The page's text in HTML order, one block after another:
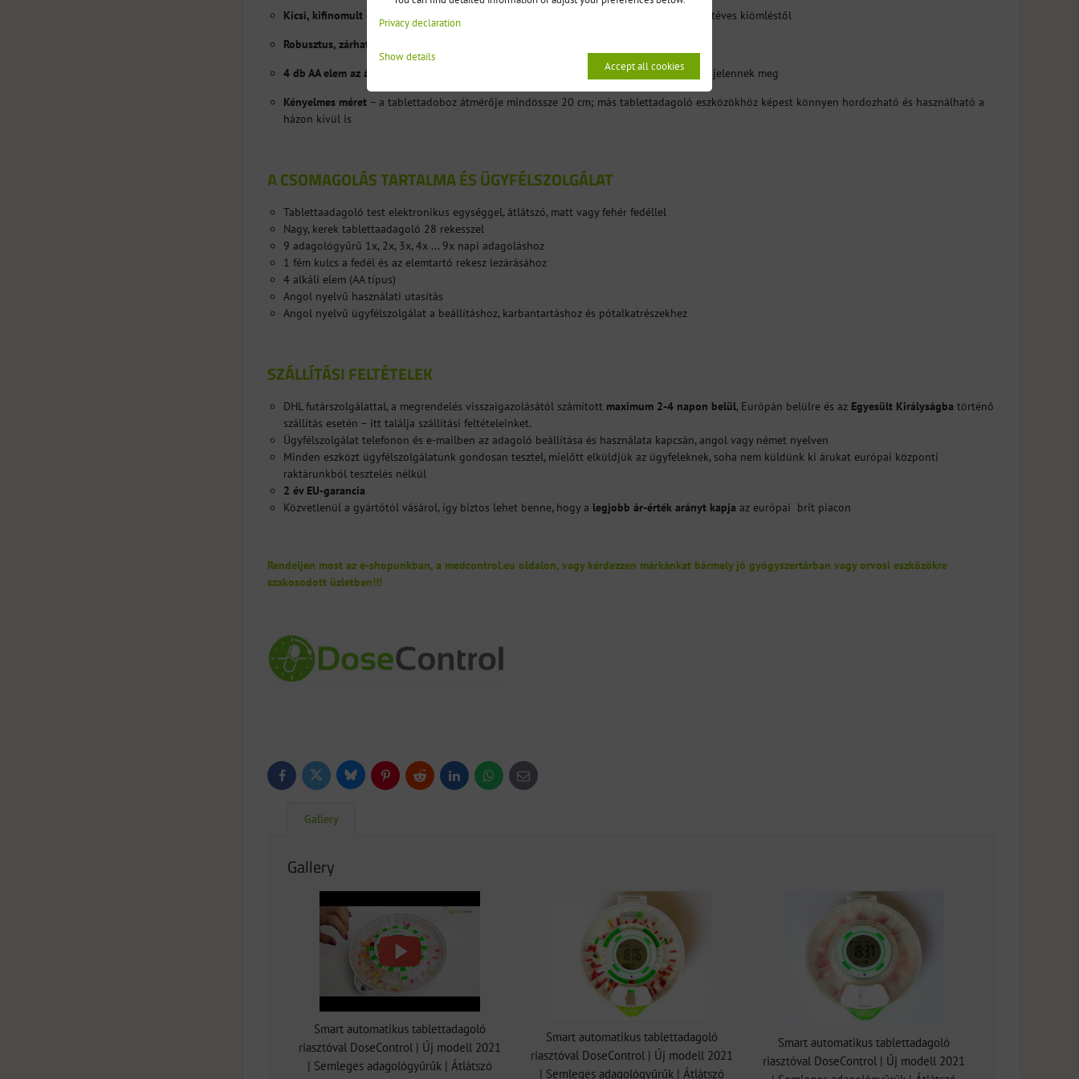
Kicsi, kifinomult csúszó retesz a kiadagoló nyíláson
– megvédi a tablettákat a véletlen/téves kiömléstől
Robusztus, zárható fedél
4 db AA elem az áramellátáshoz
– a csomagban megtalálható, az üres elemek a kijelzőn jelennek meg
Kényelmes méret – a tablettadoboz átmérője mindössze 20 cm; más tablettadagoló eszközökhöz képest könnyen hordozható és használható a
házon kívül is
A CSOMAGOLÁS TARTALMA ÉS ÜGYFÉLSZOLGÁLAT
Tablettaadagoló test elektronikus egységgel, átlátszó, matt vagy fehér fedéllel
Nagy, kerek tablettaadagoló 28 rekesszel
9 adagológyűrű 1x, 2x, 3x, 4x ... 9x napi adagoláshoz
1 fém kulcs a fedél és az elemtartó rekesz lezárásához
4 alkáli elem (AA típus)
Angol nyelvű használati utasítás
Angol nyelvű ügyfélszolgálat a beállításhoz, karbantartáshoz és pótalkatrészekhez
SZÁLLÍTÁSI FELTÉTELEK
DHL futárszolgálattal, a megrendelés visszaigazolásától számított maximum 2-4 napon belül, Európán belülre és az Egyesült Királyságba történő
szállítás esetén – itt találja szállítási feltételeinket.
Ügyfélszolgálat telefonon és e-mailben az adagoló beállítása és használata kapcsán, angol vagy német nyelven
Minden eszközt ügyfélszolgálatunk gondosan tesztel, mielőtt elküldjük az ügyfeleknek, soha nem küldünk ki árukat európai központi
raktárunkból tesztelés nélkül
2 év EU-garancia
Közvetlenül a gyártótól vásárol, így biztos lehet benne, hogy a legjobb ár-érték arányt kapja az európai brit piacon
Rendeljen most az e-shopunkban, a medcontrol.eu oldalon, vagy kérdezzen márkánkat bármely jó gyógyszertárban vagy orvosi eszközökre
szakosodott üzletben!!!
FacebookTwitter BlueskyPinterestReddit LinkedInWhatsApp
E-
mail
Gallery
Gallery
Smart automatikus tablettadagoló
riasztóval DoseControl | Új modell 2021
| Semleges adagológyűrűk | Átlátszó
Smart automatikus tablettadagoló
riasztóval DoseControl | Új modell 2021
| Semleges adagológyűrűk | Átlátszó
Smart automatikus tablettadagoló
riasztóval DoseControl | Új modell 2021
Privacy declaration
Show details
Accept all cookies